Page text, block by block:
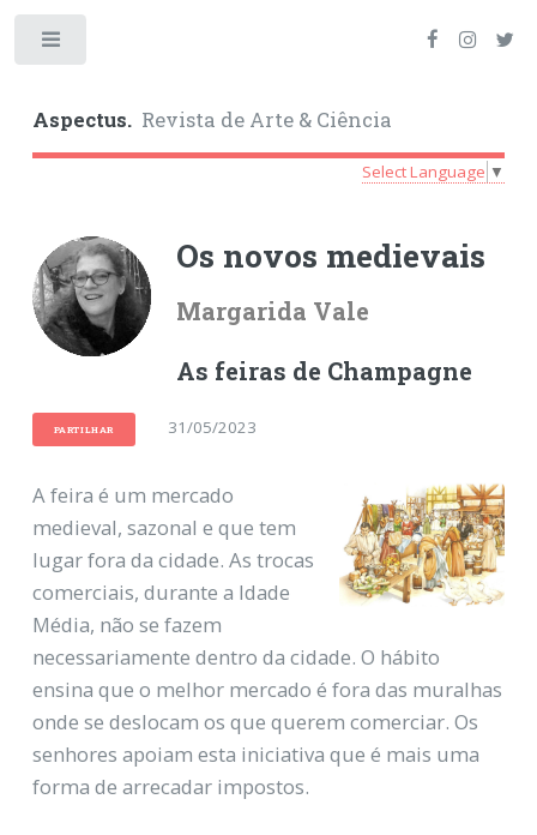
Aspectus.Revista de Arte & Ciência
Select Language ▼
Os novos medievais
Margarida Vale
As feiras de Champagne
PARTILHAR 31/05/2023
A feira é um mercado
medieval, sazonal e que tem
lugar fora da cidade. As trocas
comerciais, durante a Idade
Média, não se fazem
necessariamente dentro da cidade. O hábito
ensina que o melhor mercado é fora das muralhas
onde se deslocam os que querem comerciar. Os
senhores apoiam esta iniciativa que é mais uma
forma de arrecadar impostos.